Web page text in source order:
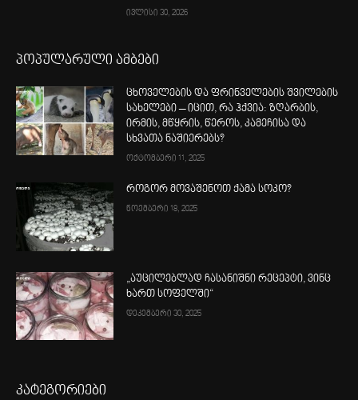
ივლისი 30, 2026
პოპულარული ამბები
ცხოველების და ფრინველების შვილების
სახელები – იცით, რა ჰქვია: ზღარბის,
ირმის, მწყრის, წეროს, კამეჩისა და
სხვათა ნაშიერებს?
ოქტომბერი 11, 2025
როგორ მოვაშენოთ ქამა სოკო?
ნოემბერი 18, 2025
„აუცილებლად ჩასანიშნი რეცეპტი, ვინც
ხართ სოფელში“
დეკემბერი 30, 2025
კატეგორიები